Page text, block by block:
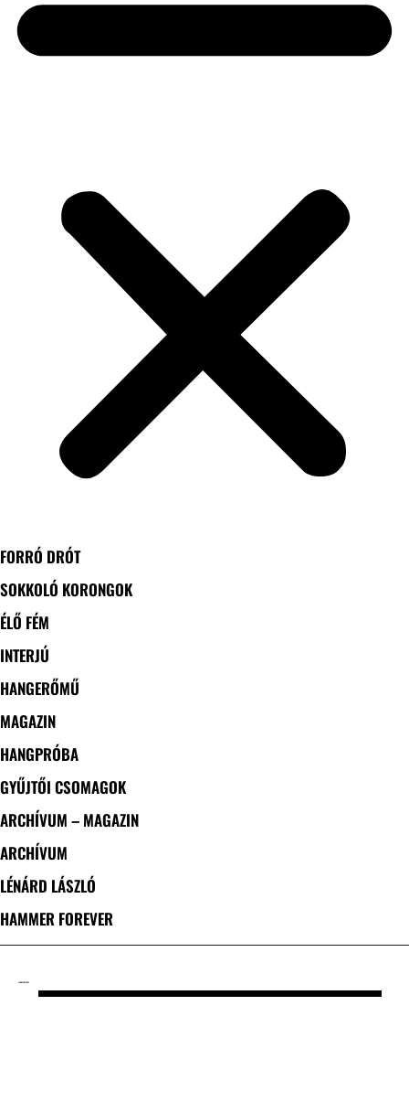
FORRÓ DRÓT
SOKKOLÓ KORONGOK
ÉLŐ FÉM
INTERJÚ
HANGERŐMŰ
MAGAZIN
HANGPRÓBA
GYŰJTŐI CSOMAGOK
ARCHÍVUM – MAGAZIN
ARCHÍVUM
LÉNÁRD LÁSZLÓ
HAMMER FOREVER